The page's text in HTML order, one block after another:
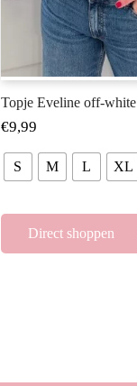
Topje Eveline off-white
€9,99
S M L XL
Direct shoppen